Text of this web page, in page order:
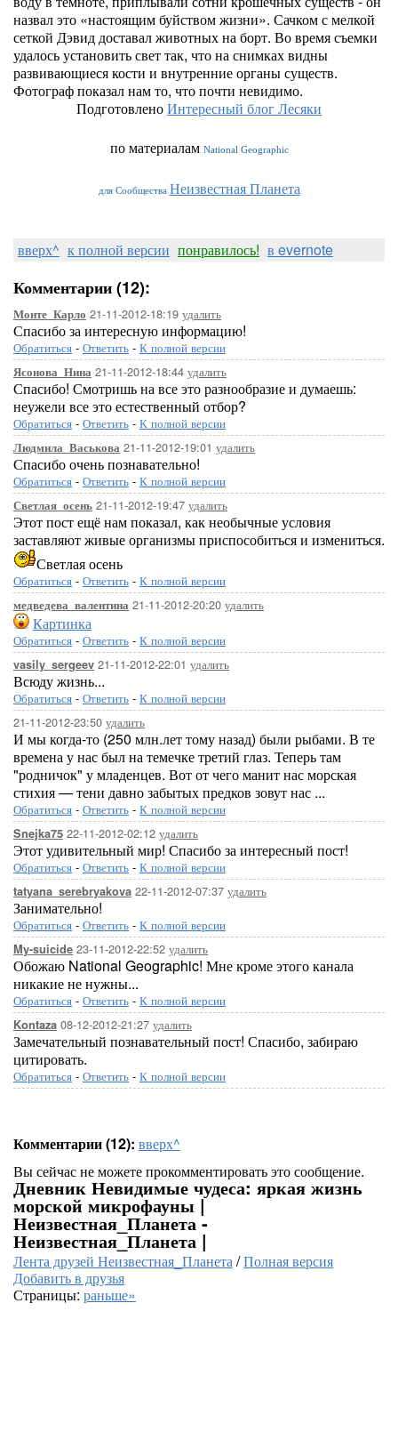
назвал это «настоящим буйством жизни». Сачком с мелкой
сеткой Дэвид доставал животных на борт. Во время съемки
удалось установить свет так, что на снимках видны
развивающиеся кости и внутренние органы существ.
Фотограф показал нам то, что почти невидимо.
ПодготовленоИнтересный блог Лесяки
по материалам National Geographic
для Сообщества Неизвестная Планета
вверх^ к полной версии понравилось! в evernote
Комментарии (12):
Монте_Карло 21-11-2012-18:19 удалить
Спасибо за интересную информацию!
Обратиться - Ответить - К полной версии
Ясонова_Нина 21-11-2012-18:44 удалить
Спасибо! Смотришь на все это разнообразие и думаешь:
неужели все это естественный отбор?
Обратиться - Ответить - К полной версии
Людмила_Васькова 21-11-2012-19:01 удалить
Спасибо очень познавательно!
Обратиться - Ответить - К полной версии
Светлая_осень 21-11-2012-19:47 удалить
Этот пост ещё нам показал, как необычные условия
заставляют живые организмы приспособиться и измениться.
Светлая осень
Обратиться - Ответить - К полной версии
медведева_валентина 21-11-2012-20:20 удалить
Картинка
Обратиться - Ответить - К полной версии
vasily_sergeev 21-11-2012-22:01 удалить
Всюду жизнь...
Обратиться - Ответить - К полной версии
21-11-2012-23:50 удалить
И мы когда-то (250 млн.лет тому назад) были рыбами. В те
времена у нас был на темечке третий глаз. Теперь там
"родничок" у младенцев. Вот от чего манит нас морская
стихия — тени давно забытых предков зовут нас ...
Обратиться - Ответить - К полной версии
Snejka75 22-11-2012-02:12 удалить
Этот удивительный мир! Спасибо за интересный пост!
Обратиться - Ответить - К полной версии
tatyana_serebryakova 22-11-2012-07:37 удалить
Занимательно!
Обратиться - Ответить - К полной версии
My-suicide 23-11-2012-22:52 удалить
Обожаю National Geographic! Мне кроме этого канала
никакие не нужны...
Обратиться - Ответить - К полной версии
Kontaza 08-12-2012-21:27 удалить
Замечательный познавательный пост! Спасибо, забираю
цитировать.
Обратиться - Ответить - К полной версии
Комментарии (12): вверх^
Вы сейчас не можете прокомментировать это сообщение.
Дневник Невидимые чудеса: яркая жизнь
морской микрофауны |
Неизвестная_Планета -
Неизвестная_Планета |
Лента друзей Неизвестная_Планета/Полная версия
Добавить в друзья
Страницы: раньше»